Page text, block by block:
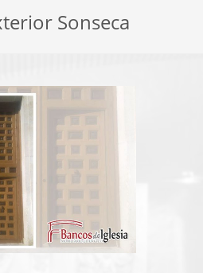
Sonseca